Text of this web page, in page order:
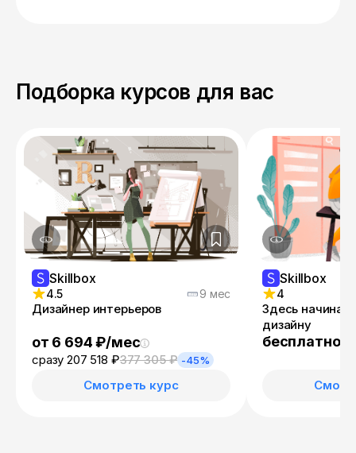
Подборка курсов для вас
Skillbox
4.5 9 мес
Дизайнер интерьеров
от 6 694 ₽/мес
сразу 207 518 ₽377 305 ₽ -45%
Смотреть курс
Skillbox
4
Здесь
дизайну
бесплатно